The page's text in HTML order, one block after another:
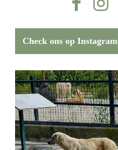
Check ons op Instagram